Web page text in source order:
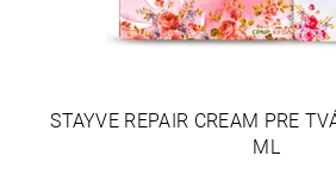
STAYVE REPAIR CREAM PRE
ML